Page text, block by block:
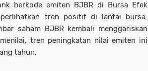
berkode emiten BJBR di Bursa Efek
tren positif di lantai bursa.
saham BJBR kembali menggariskan
tren peningkatan nilai emiten ini
tahun.